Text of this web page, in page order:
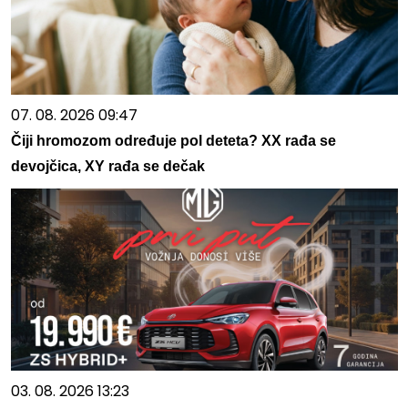
07. 08. 2026 09:47
Čiji hromozom određuje pol deteta? XX rađa se
devojčica, XY rađa se dečak
03. 08. 2026 13:23